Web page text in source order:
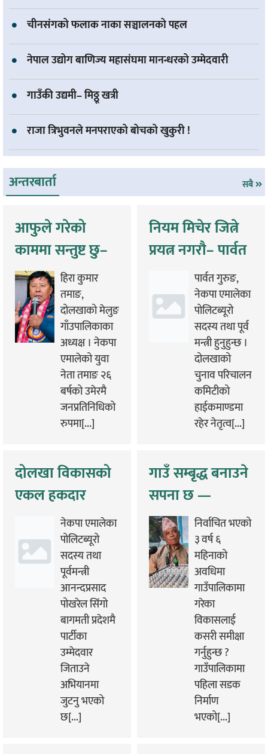
चीनसंगको फलाक नाका सञ्चालनको पहल
नेपाल उद्योग बाणिज्य महासंघमा मानन्धरको उम्मेदवारी
गाउँकी उद्यमी– मिठ्ठू खत्री
राजा त्रिभुवनले मनपराएको बोचको खुकुरी !
अन्तरबार्ता सबै
आफुले गरेको
काममा सन्तुष्ट छु–
हिराकुमार तमाङ
हिरा कुमार
तमाङ,
दोलखाको मेलुङ
गाँउपालिकाका
अध्यक्ष । नेकपा
एमालेको युवा
नेता तमाङ २६
बर्षको उमेरमै
जनप्रतिनिधिको
रुपमा[...]
नियम मिचेर जित्ने
प्रयत्न नगरौ– पार्वत
पार्वत गुरुङ,
नेकपा एमालेका
पोलिटब्यूरो
सदस्य तथा पूर्व
मन्त्री हुनुहुन्छ ।
दोलखाको
चुनाव परिचालन
कमिटीको
हाईकमाण्डमा
रहेर नेतृत्व[...]
दोलखा विकासको
एकल हकदार
एमाले हो –
आनन्दप्रसाद
पोखरेल
नेकपा एमालेका
पोलिटब्यूरो
सदस्य तथा
पूर्वमन्त्री
आनन्दप्रसाद
पोखरेल सिंगो
बागमती प्रदेशमै
पार्टीका
उम्मेदवार
जिताउने
अभियानमा
जुटनु भएको
छ[...]
गाउँ सम्बृद्ध बनाउने
सपना छ —
युधिष्ठिर खड्का,
अध्यक्ष विगु
गाउँपालिका
निर्वाचित भएको
३ वर्ष ६
महिनाको
अवधिमा
गाउँपालिकामा
गरेका
विकासलाई
कसरी समीक्षा
गर्नुहुन्छ ?
गाउँपालिकामा
पहिला सडक
निर्माण
भएको[...]